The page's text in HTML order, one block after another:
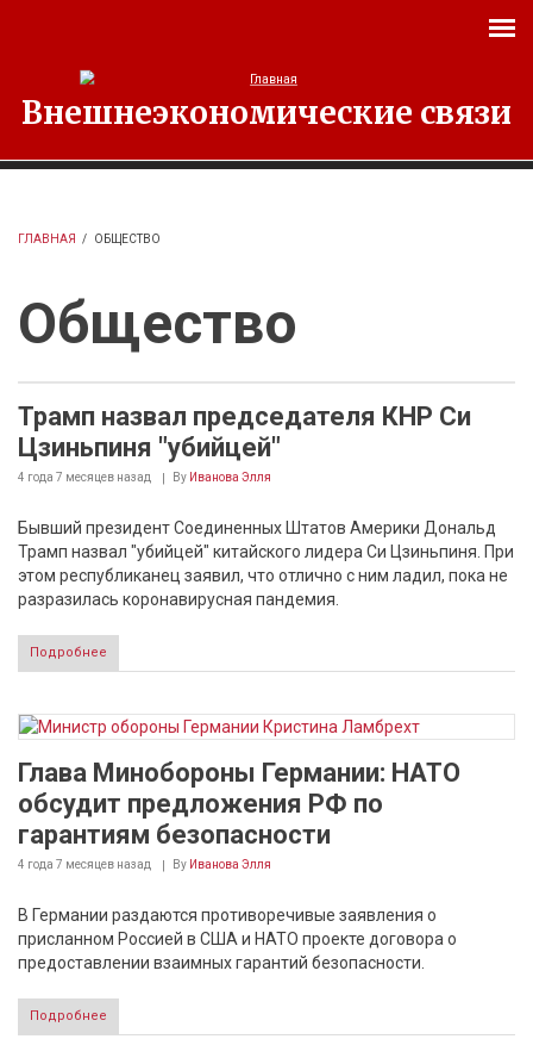
Внешнеэкономические связи
ГЛАВНАЯ / ОБЩЕСТВО
Общество
Трамп назвал председателя КНР Си
Цзиньпиня "убийцей"
4 года 7 месяцев назад By Иванова Элля
Бывший президент Соединенных Штатов Америки Дональд
Трамп назвал "убийцей" китайского лидера Си Цзиньпиня. При
этом республиканец заявил, что отлично с ним ладил, пока не
разразилась коронавирусная пандемия.
Подробнее
Глава Минобороны Германии: НАТО
обсудит предложения РФ по
гарантиям безопасности
4 года 7 месяцев назад By Иванова Элля
В Германии раздаются противоречивые заявления о
присланном Россией в США и НАТО проекте договора о
предоставлении взаимных гарантий безопасности.
Подробнее